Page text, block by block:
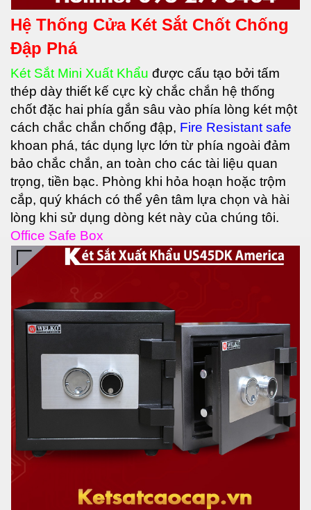
Hệ Thống Cửa Két Sắt Chốt Chống
Đập Phá
Két Sắt Mini Xuất Khẩu được cấu tạo bởi tấm
thép dày thiết kế cực kỳ chắc chắn hệ thống
chốt đặc hai phía gắn sâu vào phía lòng két một
cách chắc chắn chống đập, Fire Resistant safe
khoan phá, tác dụng lực lớn từ phía ngoài đảm
bảo chắc chắn, an toàn cho các tài liệu quan
trọng, tiền bạc. Phòng khi hỏa hoạn hoặc trộm
cắp, quý khách có thể yên tâm lựa chọn và hài
lòng khi sử dụng dòng két này của chúng tôi.
Office Safe Box